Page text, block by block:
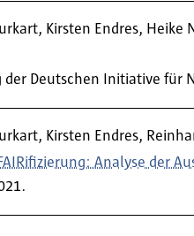
Kirsten Endres,
der Deutschen Initiative für
Kirsten Endres,
Analyse der